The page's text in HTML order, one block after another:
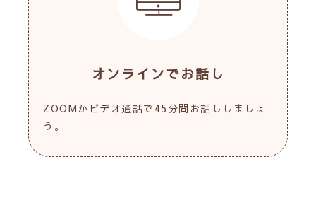
オンラインでお話し
ZOOMかビデオ通話で45分間お話ししましょ
う。